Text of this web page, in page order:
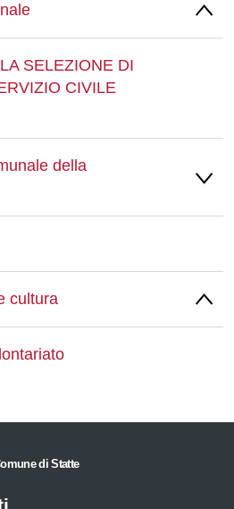
SELEZIONE DI
CIVILE
della
cultura
di Statte